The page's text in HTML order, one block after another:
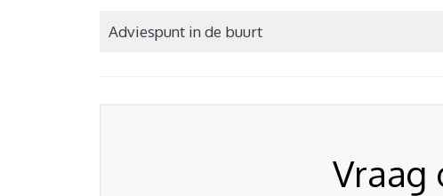
Adviespunt in de buurt
Vraag